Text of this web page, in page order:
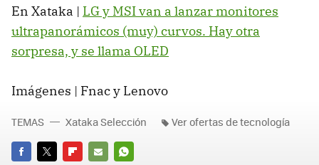
En Xataka | LG y MSI van a lanzar monitores
ultrapanorámicos (muy) curvos. Hay otra
sorpresa, y se llama OLED
Imágenes | Fnac y Lenovo
TEMAS Xataka Selección Ver ofertas de tecnología